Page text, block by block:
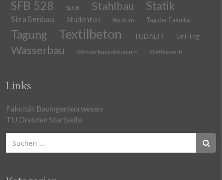
SFB 528 SLUB Stahlbau Statik
Straßenbau Studenten Studium Tag der Fakultät
Tagung Textilbeton TUDALIT Uni-Tag
Wasserbau Wasserbaukolloquium Wettbewerb
Links
Fakultät Bauingenieurwesen
TU Dresden Startseite
nach: